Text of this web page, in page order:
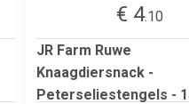
€ 4.10
JR Farm Ruwe
Knaagdiersnack -
Peterseliestengels -